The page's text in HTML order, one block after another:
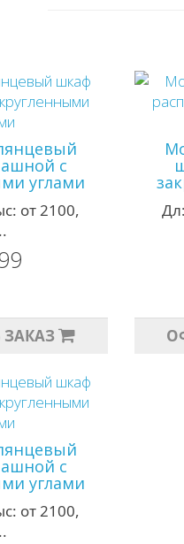
с
углами
от 2100,
с
углами
от 2100,